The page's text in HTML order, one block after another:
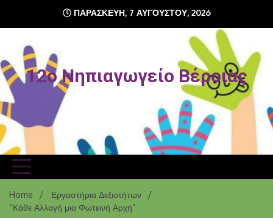
ΠΑΡΑΣΚΕΥΉ, 7 ΑΥΓΟΎΣΤΟΥ, 2026
12o Νηπιαγωγείο Βέροιας
Home
Εργαστήρια Δεξιοτήτων
“Κάθε Αλλαγή μια Φωτεινή Αρχή”